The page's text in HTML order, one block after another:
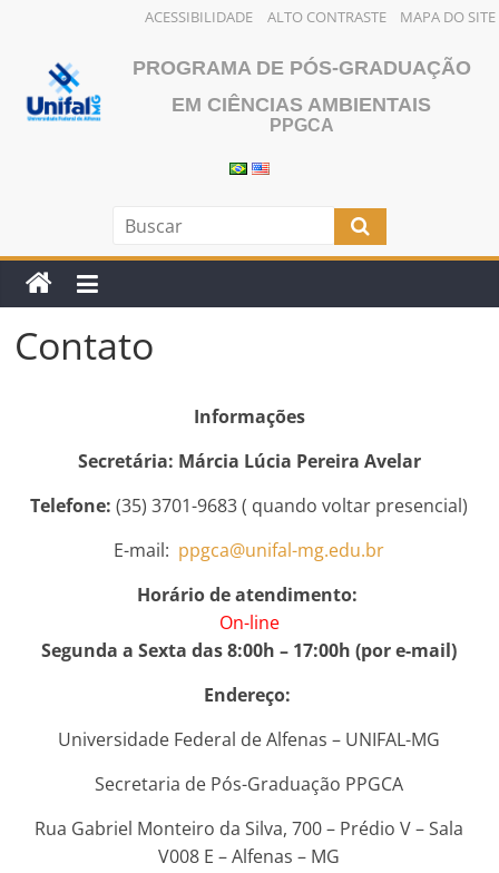
ACESSIBILIDADE ALTO CONTRASTE MAPA DO SITE
conteúdo
PROGRAMA DE PÓS-GRADUAÇÃO
EM CIÊNCIAS AMBIENTAIS
PPGCA
Contato
Informações
Secretária: Márcia Lúcia Pereira Avelar
Telefone: (35) 3701-9683 ( quando voltar presencial)
E-mail: ppgca@unifal-mg.edu.br
Horário de atendimento:
On-line
Segunda a Sexta das 8:00h – 17:00h (por e-mail)
Endereço:
Universidade Federal de Alfenas – UNIFAL-MG
Secretaria de Pós-Graduação PPGCA
Rua Gabriel Monteiro da Silva, 700 – Prédio V – Sala
V008 E – Alfenas – MG